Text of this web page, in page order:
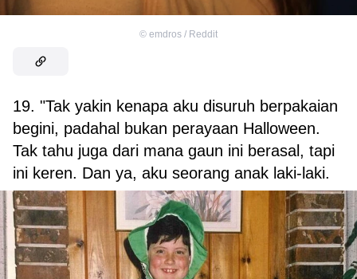
© emdros / Reddit
19. "Tak yakin kenapa aku disuruh berpakaian
begini, padahal bukan perayaan Halloween.
Tak tahu juga dari mana gaun ini berasal, tapi
ini keren. Dan ya, aku seorang anak laki-laki.